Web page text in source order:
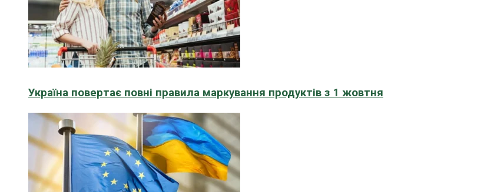
Україна повертає повні правила маркування продуктів з 1 жовтня